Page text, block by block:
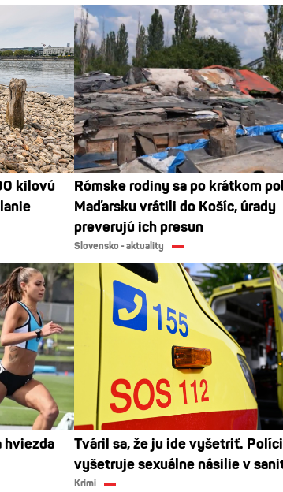
kilovú
Rómske rodiny sa po krátkom
Maďarsku vrátili do Košíc, úrady
preverujú ich presun
Slovensko - aktuality
hviezda
Tváril sa, že ju ide vyšetriť.
vyšetruje sexuálne násilie v
Krimi